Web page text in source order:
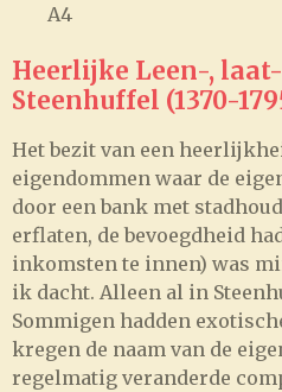
A4
Heerlijke Leen-,
Steenhuffel (1370-
Het bezit van een
eigendommen waar de
door een bank met
erflaten, de bevoegdheid
inkomsten te innen) was
ik dacht. Alleen al in
Sommigen hadden
kregen de naam van de
regelmatig veranderde